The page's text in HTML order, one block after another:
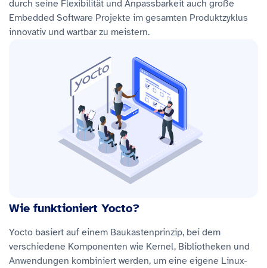
durch seine Flexibilität und Anpassbarkeit auch große
Embedded Software Projekte im gesamten Produktzyklus
innovativ und wartbar zu meistern.
Wie funktioniert Yocto?
Yocto basiert auf einem Baukastenprinzip, bei dem
verschiedene Komponenten wie Kernel, Bibliotheken und
Anwendungen kombiniert werden, um eine eigene Linux-